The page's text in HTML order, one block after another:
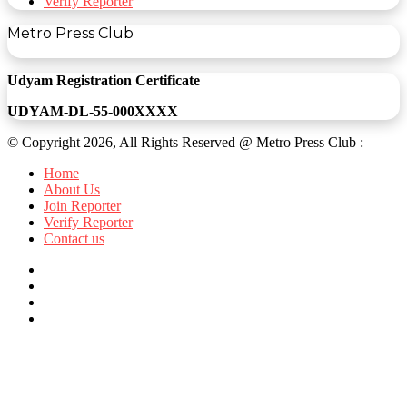
Metro Press Club
Udyam Registration Certificate
UDYAM-DL-55-000XXXX
© Copyright 2026, All Rights Reserved @ Metro Press Club :
Home
About Us
Join Reporter
Verify Reporter
Contact us